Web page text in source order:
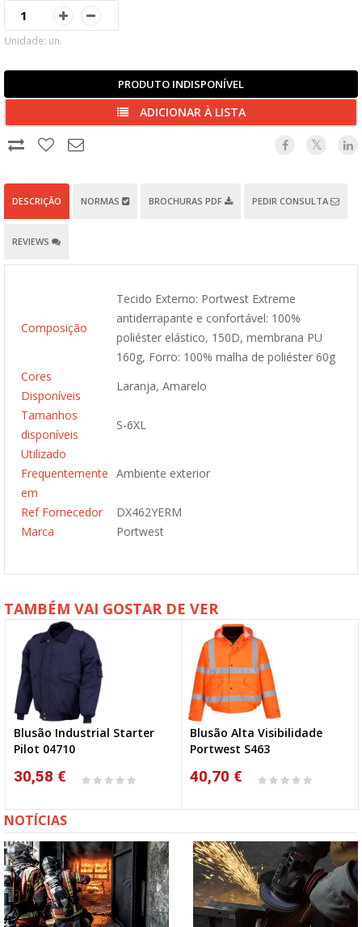
Unidade: un.
PRODUTO INDISPONÍVEL
ADICIONAR À LISTA
DESCRIÇÃO NORMAS BROCHURAS PDF PEDIR CONSULTA
REVIEWS
Composição
Tecido Externo: Portwest Extreme
antiderrapante e confortável: 100%
poliéster elástico, 150D, membrana PU
160g, Forro: 100% malha de poliéster 60g
Cores
Disponíveis
Laranja, Amarelo
Tamanhos
disponíveis
S-6XL
Utilizado
Frequentemente
em
Ambiente exterior
Ref Fornecedor
DX462YERM
Marca
Portwest
TAMBÉM VAI GOSTAR DE VER
Blusão Industrial Starter
Pilot 04710
30,58 €
Blusão Alta Visibilidade
Portwest S463
40,70 €
NOTÍCIAS